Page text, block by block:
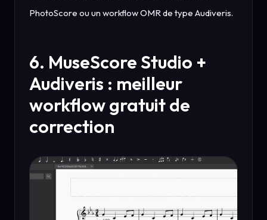
PhotoScore ou un workflow OMR de type Audiveris.
6. MuseScore Studio +
Audiveris : meilleur
workflow gratuit de
correction